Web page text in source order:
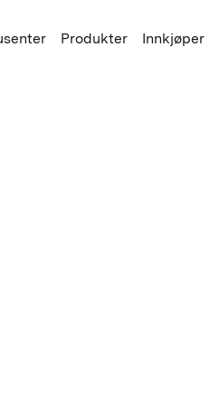
Produkter Innkjøper